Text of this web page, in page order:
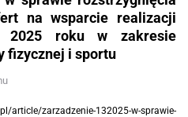
na wsparcie realizacji
2025 roku w zakresie
fizycznej i sportu
zarzadzenie-132025-w-sprawie-